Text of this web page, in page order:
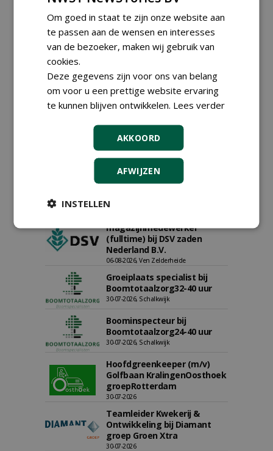
Chauffeur
landbouwmachines bij DSV
zaden Nederland B.V.
06-08-2026, Ven-Zelderheide
Kasmedewerker (fulltime) bij
DSV zaden Nederland B.V.
magazijnmedewerker
(fulltime) bij DSV zaden
Nederland B.V.
06-08-2026, Ven Zelderheide
Groeiplaats specialist bij
Boomtotaalzorg32-40 uur
30-07-2026, Schalkwijk
Boominspecteur bij
Boomtotaalzorg24-40 uur
30-07-2026, Schalkwijk
Hoofdgreenkeeper (m/v)
Golfbaan KralingenOosthoek
groepRotterdam
30-07-2026
Teamleider Kwekerij &
Ontwikkeling bij Diamant
groep Groen Xtra
30-07-2026
Om goed in staat te zijn onze website aan
te passen aan de wensen en interesses
van de bezoeker, maken wij gebruik van
cookies.
Deze gegevens zijn voor ons van belang
om voor u een prettige website ervaring
te kunnen blijven ontwikkelen. Lees verder
AKKOORD
AFWIJZEN
INSTELLEN